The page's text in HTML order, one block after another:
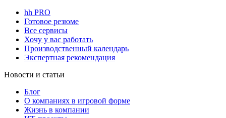
hh PRO
Готовое резюме
Все сервисы
Хочу у вас работать
Производственный календарь
Экспертная рекомендация
Новости и статьи
Блог
О компаниях в игровой форме
Жизнь в компании